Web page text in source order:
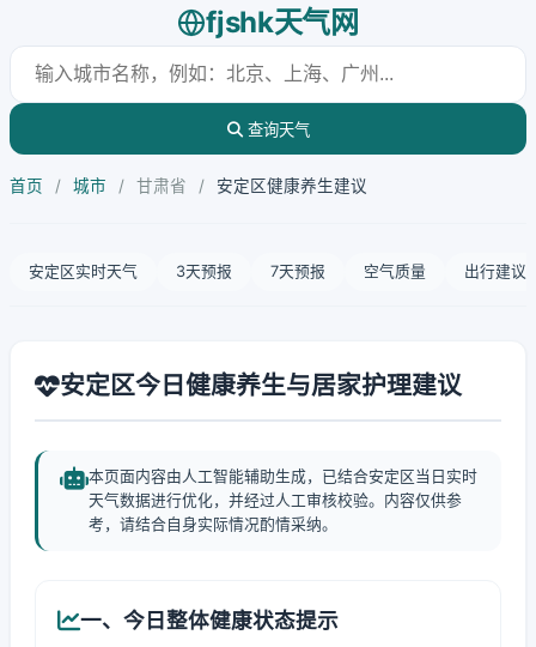
fjshk天气网
查询天气
首页 / 城市 / 甘肃省 / 安定区健康养生建议
安定区实时天气 3天预报 7天预报 空气质量 出行建议
安定区今日健康养生与居家护理建议
本页面内容由人工智能辅助生成，已结合安定区当日实时
天气数据进行优化，并经过人工审核校验。内容仅供参
考，请结合自身实际情况酌情采纳。
一、今日整体健康状态提示